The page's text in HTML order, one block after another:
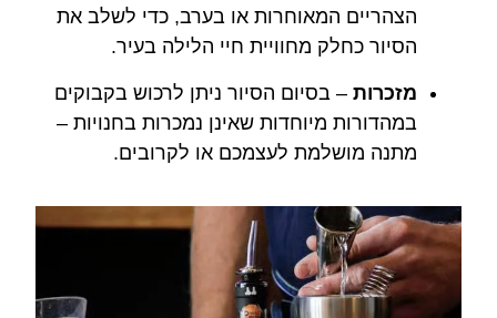
הצהריים המאוחרות או בערב, כדי לשלב את
הסיור כחלק מחוויית חיי הלילה בעיר.
מזכרות – בסיום הסיור ניתן לרכוש בקבוקים
במהדורות מיוחדות שאינן נמכרות בחנויות –
מתנה מושלמת לעצמכם או לקרובים.